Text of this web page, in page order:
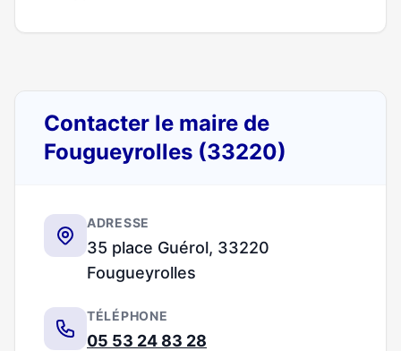
Contacter le maire de
Fougueyrolles (33220)
ADRESSE
35 place Guérol, 33220
Fougueyrolles
TÉLÉPHONE
05 53 24 83 28